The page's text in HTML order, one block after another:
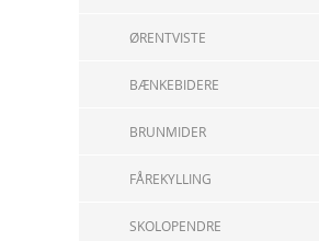
ØRENTVISTE
BÆNKEBIDERE
BRUNMIDER
FÅREKYLLING
SKOLOPENDRE